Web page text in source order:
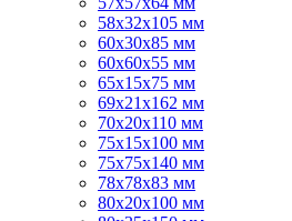
58х32х105 мм
60х30х85 мм
60х60х55 мм
65х15х75 мм
69х21х162 мм
70х20х110 мм
75х15х100 мм
75х75х140 мм
78х78х83 мм
80х20х100 мм